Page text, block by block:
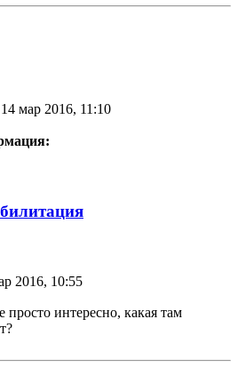
14 мар 2016, 11:10
2016, 10:55
интересно, какая там